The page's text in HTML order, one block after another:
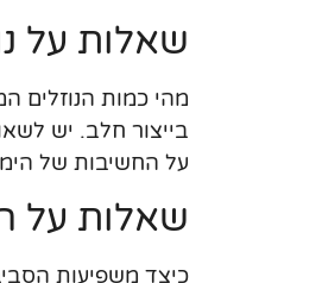
שאלות על
מהי כמות הנוזלים
בייצור חלב. יש
על החשיבות של
שאלות על
כיצד משפיעות